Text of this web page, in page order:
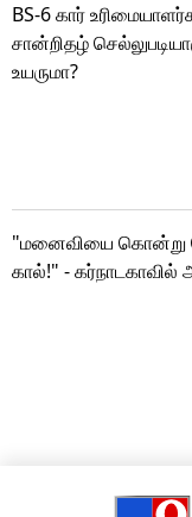
BS-6 கார்
சான்றிதழ்
உயருமா?
"மனைவியை கொன்று
கால்!" - கர்நாடகாவில்